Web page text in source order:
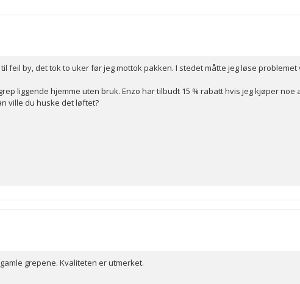
feil by, det tok to uker før jeg mottok pakken. I stedet måtte jeg løse
liggende hjemme uten bruk. Enzo har tilbudt 15 % rabatt hvis jeg kjøper
ville du huske det løftet?
grepene. Kvaliteten er utmerket.